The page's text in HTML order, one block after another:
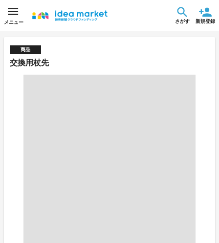
メニュー さがす 新規登録
商品
交換用杖先